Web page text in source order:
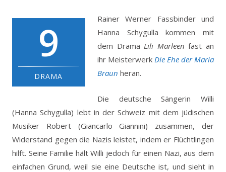
9
DRAMA
Rainer Werner Fassbinder und
Hanna Schygulla kommen mit
dem Drama Lili Marleen fast an
ihr Meisterwerk Die Ehe der Maria
Braun heran.
Die deutsche Sängerin Willi
(Hanna Schygulla) lebt in der Schweiz mit dem jüdischen
Musiker Robert (Giancarlo Giannini) zusammen, der
Widerstand gegen die Nazis leistet, indem er Flüchtlingen
hilft. Seine Familie hält Willi jedoch für einen Nazi, aus dem
einfachen Grund, weil sie eine Deutsche ist, und sieht in